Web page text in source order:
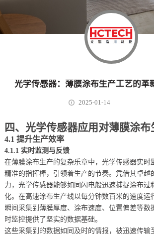
光学传感器：薄膜涂布生产工艺的革
2025-01-14
四、光学传感器应用对薄膜涂布
4.1 提升生产效率
4.1.1 实时监测与反馈
在薄膜涂布生产的复杂乐章中，光学传感器实时
精准的指挥棒，引领着生产的节奏。凭借其卓越
力，光学传感器能够如同闪电般迅速捕捉涂布过
化。在高速涂布生产线以每分钟数百米的速度运
瞬间采集到薄膜厚度、涂布速度、位置偏差等数
时监控提供了坚实的数据基础。
这些采集到的数据如同及时的情报，被迅速传输